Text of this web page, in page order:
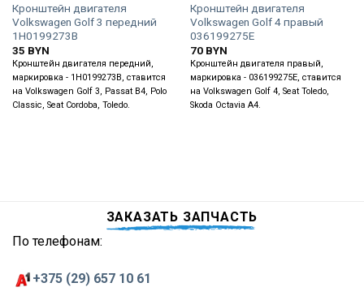
Кронштейн двигателя
Volkswagen Golf 3 передний
1H0199273B
35 BYN
Кронштейн двигателя передний,
маркировка - 1H0199273B, ставится
на Volkswagen Golf 3, Passat B4, Polo
Classic, Seat Cordoba, Toledo.
Кронштейн двигателя
Volkswagen Golf 4 правый
036199275E
70 BYN
Кронштейн двигателя правый,
маркировка - 036199275E, ставится
на Volkswagen Golf 4, Seat Toledo,
Skoda Octavia A4.
ЗАКАЗАТЬ ЗАПЧАСТЬ
По телефонам:
+375 (29) 657 10 61